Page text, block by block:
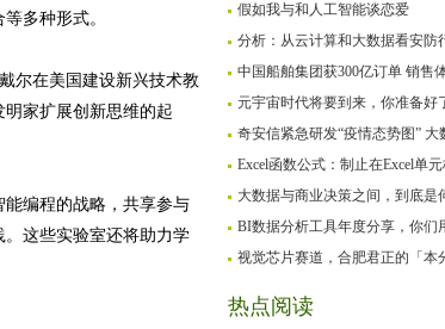
多种形式。
尔在美国建设新兴技术教
家扩展创新思维的起
编程的战略，共享参与
这些实验室还将助力学
假如我与和人工智能谈恋爱
分析：从云计算和大数据看安防
中国船舶集团获300亿订单 销售
元宇宙时代将要到来，你准备好
奇安信紧急研发“疫情态势图”
Excel函数公式：制止在Excel单
大数据与商业决策之间，到底是
BI数据分析工具年度分享，你们
视觉芯片赛道，合肥君正的「本
热点阅读